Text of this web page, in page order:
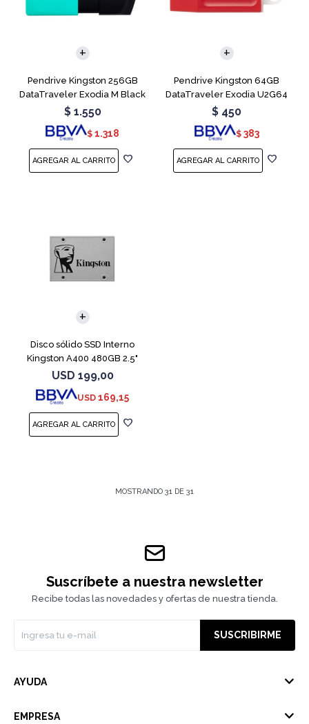
Pendrive Kingston 256GB
DataTraveler Exodia M Black
Teal
$ 1.550
$ 1.318
Pendrive Kingston 64GB
DataTraveler Exodia U2G64
Red
$ 450
$ 383
Disco sólido SSD Interno
Kingston A400 480GB 2.5"
SATA 3
USD 199,00
USD 169,15
MOSTRANDO 31 DE 31
Suscríbete a nuestra newsletter
Recibe todas las novedades y ofertas de nuestra tienda.
SUSCRIBIRME
AYUDA
EMPRESA